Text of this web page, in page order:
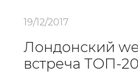
19/12/2017
Лондонский
встреча ТОП-20